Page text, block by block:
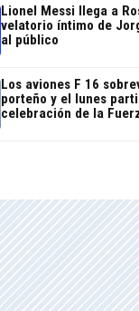
Lionel Messi llega a
velatorio íntimo de
al público
Los aviones F 16
porteño y el lunes
celebración de la